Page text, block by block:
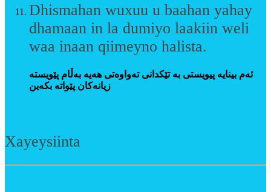
Dhismahan wuxuu u baahan yahay
dhamaan in la dumiyo laakiin weli
waa inaan qiimeyno halista.
ئەم بینایە پیویستی بە تێکدانی تەواوەتی هەیە بەڵام پێویستە
زیانەکان پێواتە بکەین
Xayeysiinta